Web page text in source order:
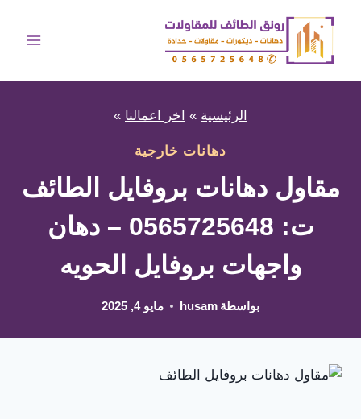
المحتوى
الرئيسية » اخر اعمالنا »
دهانات خارجية
مقاول دهانات بروفايل الطائف
ت: 0565725648 – دهان
واجهات بروفايل الحويه
بواسطة husam مايو 4, 2025